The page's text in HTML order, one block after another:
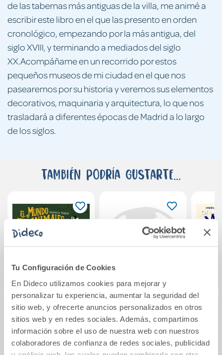
Tu Configuración de Cookies
En Dideco utilizamos cookies para mejorar y
personalizar tu experiencia, aumentar la seguridad del
sitio web, y ofrecerte anuncios personalizados en otros
sitios web y en redes sociales. Además, compartimos
información sobre el uso de nuestra web con nuestros
colaboradores de confianza de redes sociales, publicidad
de las tabernas más antiguas de la villa, me animé a
escribir este libro en el que las presento en orden
cronológico, empezando por la más antigua, del
siglo XVIII, y terminando a mediados del siglo
XX.Acompáñame en un recorrido por estos
pequeños museos de mi ciudad en el que nos
pasearemos por su historia y veremos sus elementos
decorativos, maquinaria y arquitectura, lo que nos
trasladará a diferentes épocas de Madrid a lo largo
de los siglos.
También podría gustarte...
El mundo de los
animales perdidos
Death on the Nile.
Free Audiobook